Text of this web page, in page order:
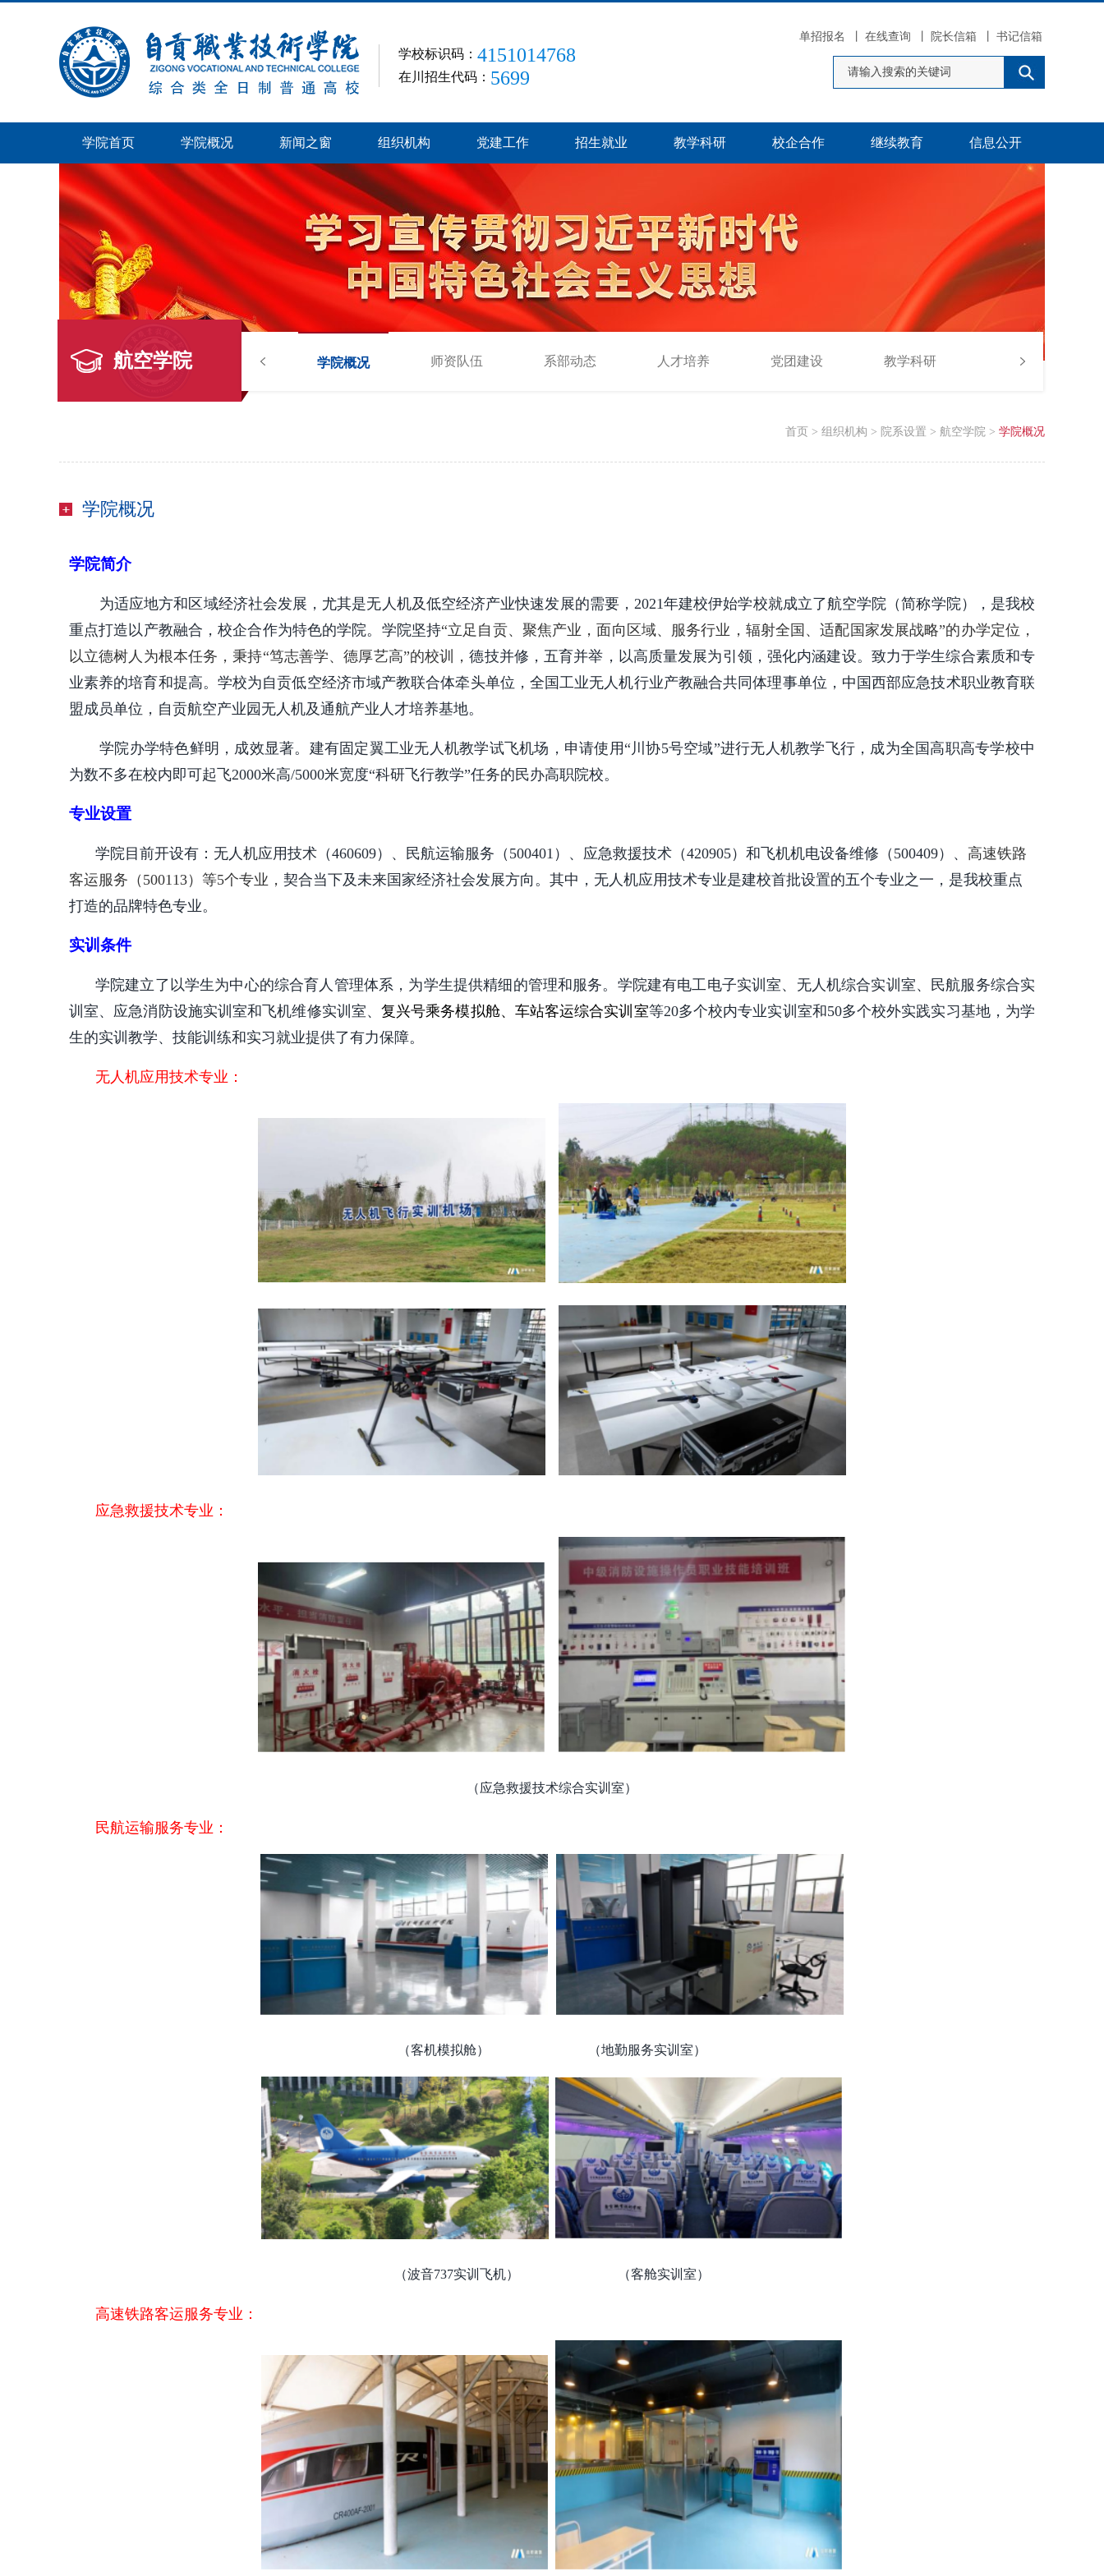
学校标识码： 4151014768
在川招生代码： 5699
单招报名 在线查询 院长信箱 书记信箱
学院首页 学院概况 新闻之窗 组织机构 党建工作 招生就业 教学科研 校企合作 继续教育 信息公开
航空学院 学院概况 师资队伍 系部动态 人才培养 党团建设 教学科研 学生工作
首页 > 组织机构 > 院系设置 > 航空学院 > 学院概况
学院概况
学院简介
为适应地方和区域经济社会发展，尤其是无人机及低空经济产业快速发展的需要，2021年建校伊始学校就成立了航空学院（简称学院），是我校
重点打造以产教融合，校企合作为特色的学院。学院坚持“立足自贡、聚焦产业，面向区域、服务行业，辐射全国、适配国家发展战略”的办学定位，
以立德树人为根本任务，秉持“笃志善学、德厚艺高”的校训，德技并修，五育并举，以高质量发展为引领，强化内涵建设。致力于学生综合素质和专
业素养的培育和提高。学校为自贡低空经济市域产教联合体牵头单位，全国工业无人机行业产教融合共同体理事单位，中国西部应急技术职业教育联
盟成员单位，自贡航空产业园无人机及通航产业人才培养基地。
学院办学特色鲜明，成效显著。建有固定翼工业无人机教学试飞机场，申请使用“川协5号空域”进行无人机教学飞行，成为全国高职高专学校中
为数不多在校内即可起飞2000米高/5000米宽度“科研飞行教学”任务的民办高职院校。
专业设置
学院目前开设有：无人机应用技术（460609）、民航运输服务（500401）、应急救援技术（420905）和飞机机电设备维修（500409）、 高速铁路
客运服务（500113）等5个专业， 契合当下及未来国家经济社会发展方向。其中，无人机应用技术专业是建校首批设置的五个专业之一，是我校重点
打造的品牌特色专业。
实训条件
学院建立了以学生为中心的综合育人管理体系，为学生提供精细的管理和服务。学院建有电工电子实训室、无人机综合实训室、民航服务综合实
训室、应急消防设施实训室和飞机维修实训室、 复兴号乘务模拟舱、车站客运综合实训室等20多个校内专业实训室和50多个校外实践实习基地，为学
生的实训教学、技能训练和实习就业提供了有力保障。
无人机应用技术专业：
应急救援技术专业：
（应急救援技术综合实训室）
民航运输服务专业：
（客机模拟舱） （地勤服务实训室）
（波音737实训飞机） （客舱实训室）
高速铁路客运服务专业：